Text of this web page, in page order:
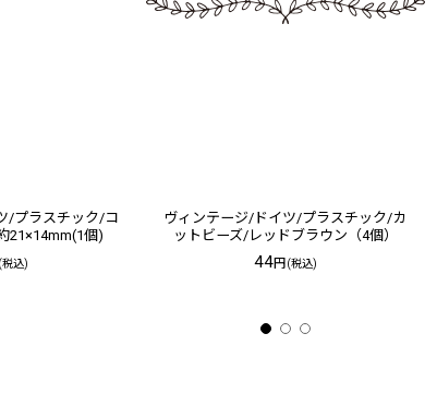
/プラスチック/コ
21×14mm(1個)
(税込)
ヴィンテージ/ドイツ/プラスチック/カ
ットビーズ/レッドブラウン（4個）
44円(税込)